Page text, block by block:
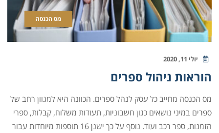
מס הכנסה
יולי 11, 2020
הוראות ניהול ספרים
מס הכנסה מחייב כל עסק לנהל ספרים. הכוונה היא למגוון רחב של
ספרים במיני נושאים כגון חשבוניות, תעודות משלוח, קבלות, ספרי
הזמנות, ספר רכב ועוד. נוסף על כך ישנן 16 תוספות מיוחדות עבור